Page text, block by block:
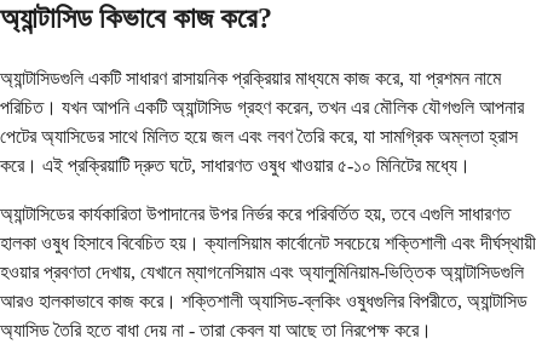
অ্যান্টাসিড কিভাবে কাজ করে?
অ্যান্টাসিডগুলি একটি সাধারণ রাসায়নিক প্রক্রিয়ার মাধ্যমে কাজ করে, যা প্রশমন নামে
পরিচিত। যখন আপনি একটি অ্যান্টাসিড গ্রহণ করেন, তখন এর মৌলিক যৌগগুলি আপনার
পেটের অ্যাসিডের সাথে মিলিত হয়ে জল এবং লবণ তৈরি করে, যা সামগ্রিক অম্লতা হ্রাস
করে। এই প্রক্রিয়াটি দ্রুত ঘটে, সাধারণত ওষুধ খাওয়ার ৫-১০ মিনিটের মধ্যে।
অ্যান্টাসিডের কার্যকারিতা উপাদানের উপর নির্ভর করে পরিবর্তিত হয়, তবে এগুলি সাধারণত
হালকা ওষুধ হিসাবে বিবেচিত হয়। ক্যালসিয়াম কার্বোনেট সবচেয়ে শক্তিশালী এবং দীর্ঘস্থায়ী
হওয়ার প্রবণতা দেখায়, যেখানে ম্যাগনেসিয়াম এবং অ্যালুমিনিয়াম-ভিত্তিক অ্যান্টাসিডগুলি
আরও হালকাভাবে কাজ করে। শক্তিশালী অ্যাসিড-ব্লকিং ওষুধগুলির বিপরীতে, অ্যান্টাসিড
অ্যাসিড তৈরি হতে বাধা দেয় না - তারা কেবল যা আছে তা নিরপেক্ষ করে।